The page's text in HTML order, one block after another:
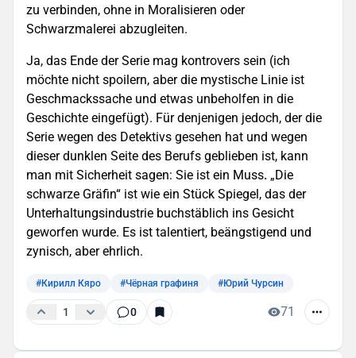
zu verbinden, ohne in Moralisieren oder
Schwarzmalerei abzugleiten.
Ja, das Ende der Serie mag kontrovers sein (ich
möchte nicht spoilern, aber die mystische Linie ist
Geschmackssache und etwas unbeholfen in die
Geschichte eingefügt). Für denjenigen jedoch, der die
Serie wegen des Detektivs gesehen hat und wegen
dieser dunklen Seite des Berufs geblieben ist, kann
man mit Sicherheit sagen: Sie ist ein Muss. „Die
schwarze Gräfin“ ist wie ein Stück Spiegel, das der
Unterhaltungsindustrie buchstäblich ins Gesicht
geworfen wurde. Es ist talentiert, beängstigend und
zynisch, aber ehrlich.
#Кирилл Кяро #Чёрная графиня #Юрий Чурсин
1 0 71